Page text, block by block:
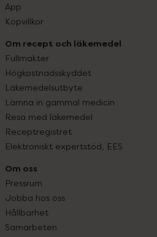
App
Köpvillkor
Om recept och läkemedel
Fullmakter
Högkostnadsskyddet
Läkemedelsutbyte
Lämna in gammal medicin
Resa med läkemedel
Receptregistret
Elektroniskt expertstöd, EES
Om oss
Pressrum
Jobba hos oss
Hållbarhet
Samarbeten